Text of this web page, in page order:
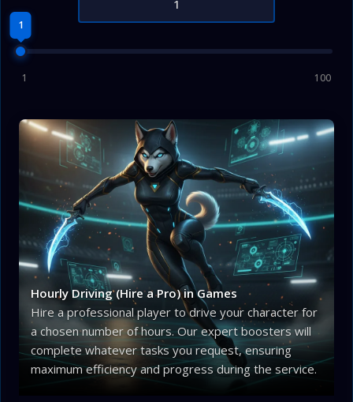
1
1 100
Hourly Driving (Hire a Pro) in Games
Hire a professional player to drive your character for
a chosen number of hours. Our expert boosters will
complete whatever tasks you request, ensuring
maximum efficiency and progress during the service.